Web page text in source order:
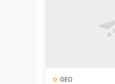
GEO